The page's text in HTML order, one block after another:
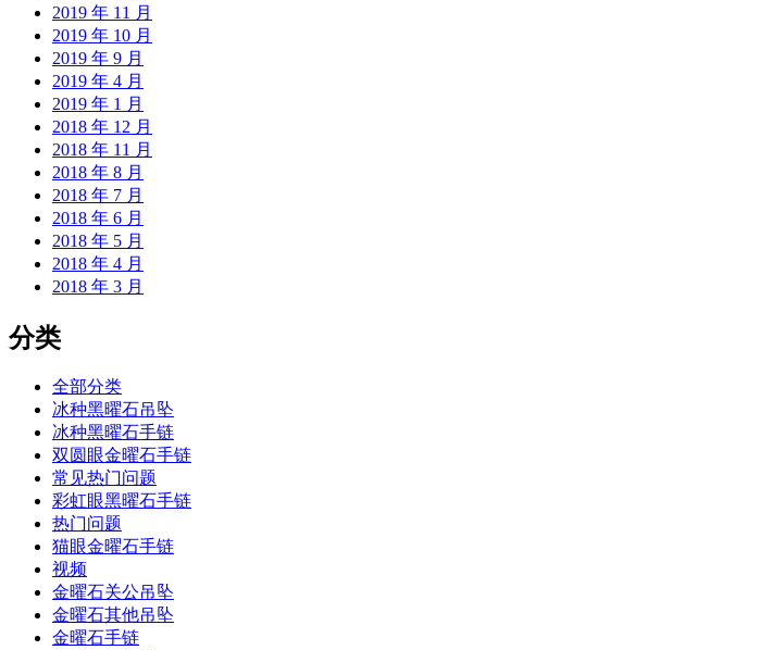
2019 年 11 月
2019 年 10 月
2019 年 9 月
2019 年 4 月
2019 年 1 月
2018 年 12 月
2018 年 11 月
2018 年 8 月
2018 年 7 月
2018 年 6 月
2018 年 5 月
2018 年 4 月
2018 年 3 月
分类
全部分类
冰种黑曜石吊坠
冰种黑曜石手链
双圆眼金曜石手链
常见热门问题
彩虹眼黑曜石手链
热门问题
猫眼金曜石手链
视频
金曜石关公吊坠
金曜石其他吊坠
金曜石手链